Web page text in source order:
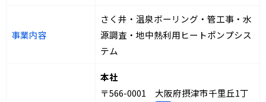
事業内容
さく井・温泉ボーリング・管工事・水
源調査・地中熱利用ヒートポンプシス
テム
本社
〒566-0001 大阪府摂津市千里丘1丁